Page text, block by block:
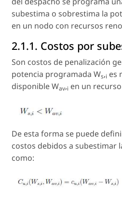
subestima o sobrestima la
en un nodo con recursos
2.1.1. Costos por
Son costos de penalización
potencia programada Ws,i es
disponible Wav,i en un
De esta forma se puede
costos debidos a subestimar
como: